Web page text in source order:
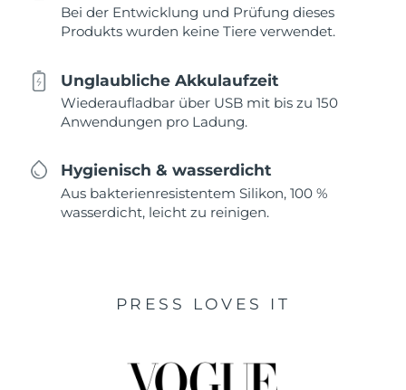
Bei der Entwicklung und Prüfung dieses
Produkts wurden keine Tiere verwendet.
Unglaubliche Akkulaufzeit
Wiederaufladbar über USB mit bis zu 150
Anwendungen pro Ladung.
Hygienisch & wasserdicht
Aus bakterienresistentem Silikon, 100 %
wasserdicht, leicht zu reinigen.
PRESS LOVES IT